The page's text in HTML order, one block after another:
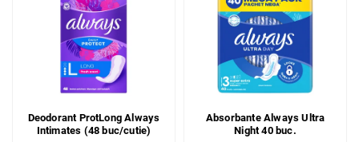
Deodorant ProtLong Always
Intimates (48 buc/cutie)
Absorbante Always Ultra
Night 40 buc.